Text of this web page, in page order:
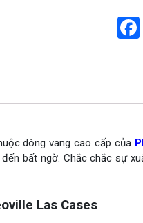
dòng vang cao cấp của
bất ngờ. Chắc chắc sự
Las Cases